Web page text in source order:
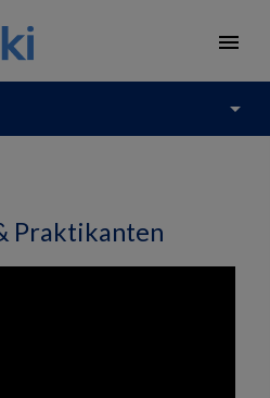
menu
arrow_drop_down
Praktikanten